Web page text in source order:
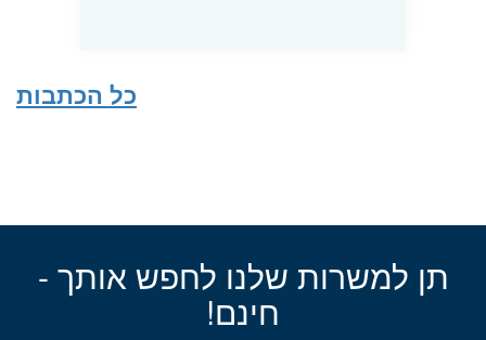
כל הכתבות
תן למשרות שלנו לחפש אותך -
חינם!